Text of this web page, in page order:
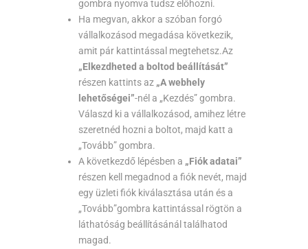
gombra nyomva tudsz előhozni.
Ha megvan, akkor a szóban forgó
vállalkozásod megadása következik,
amit pár kattintással megtehetsz.Az
„Elkezdheted a boltod beállítását”
részen kattints az „A webhely
lehetőségei”-nél a „Kezdés” gombra.
Válaszd ki a vállalkozásod, amihez létre
szeretnéd hozni a boltot, majd katt a
„Tovább” gombra.
A következdő lépésben a „Fiók adatai”
részen kell megadnod a fiók nevét, majd
egy üzleti fiók kiválasztása után és a
„Tovább”gombra kattintással rögtön a
láthatóság beállításánál találhatod
magad.